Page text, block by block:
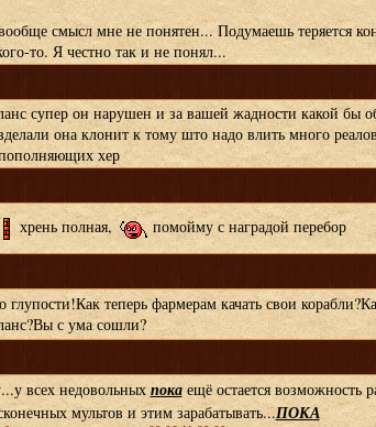
смысл мне не понятен... Подумаешь теряется
то. Я честно так и не понял...
супер он нарушен и за вашей жадности какой бы
она клонит к тому што надо влить много
хер
хрень полная, помойму с наградой перебор
глупости!Как теперь фармерам качать свои
с ума сошли?
всех недовольных покаещё остается возможность
мультов и этим зарабатывать...ПОКА